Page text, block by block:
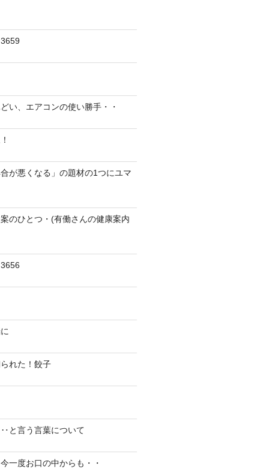
い、エアコンの使い勝手・・
が悪くなる」の題材の1つにユマ
のひとつ・(有働さんの健康案内
られた！餃子
と言う言葉について
一度お口の中からも・・